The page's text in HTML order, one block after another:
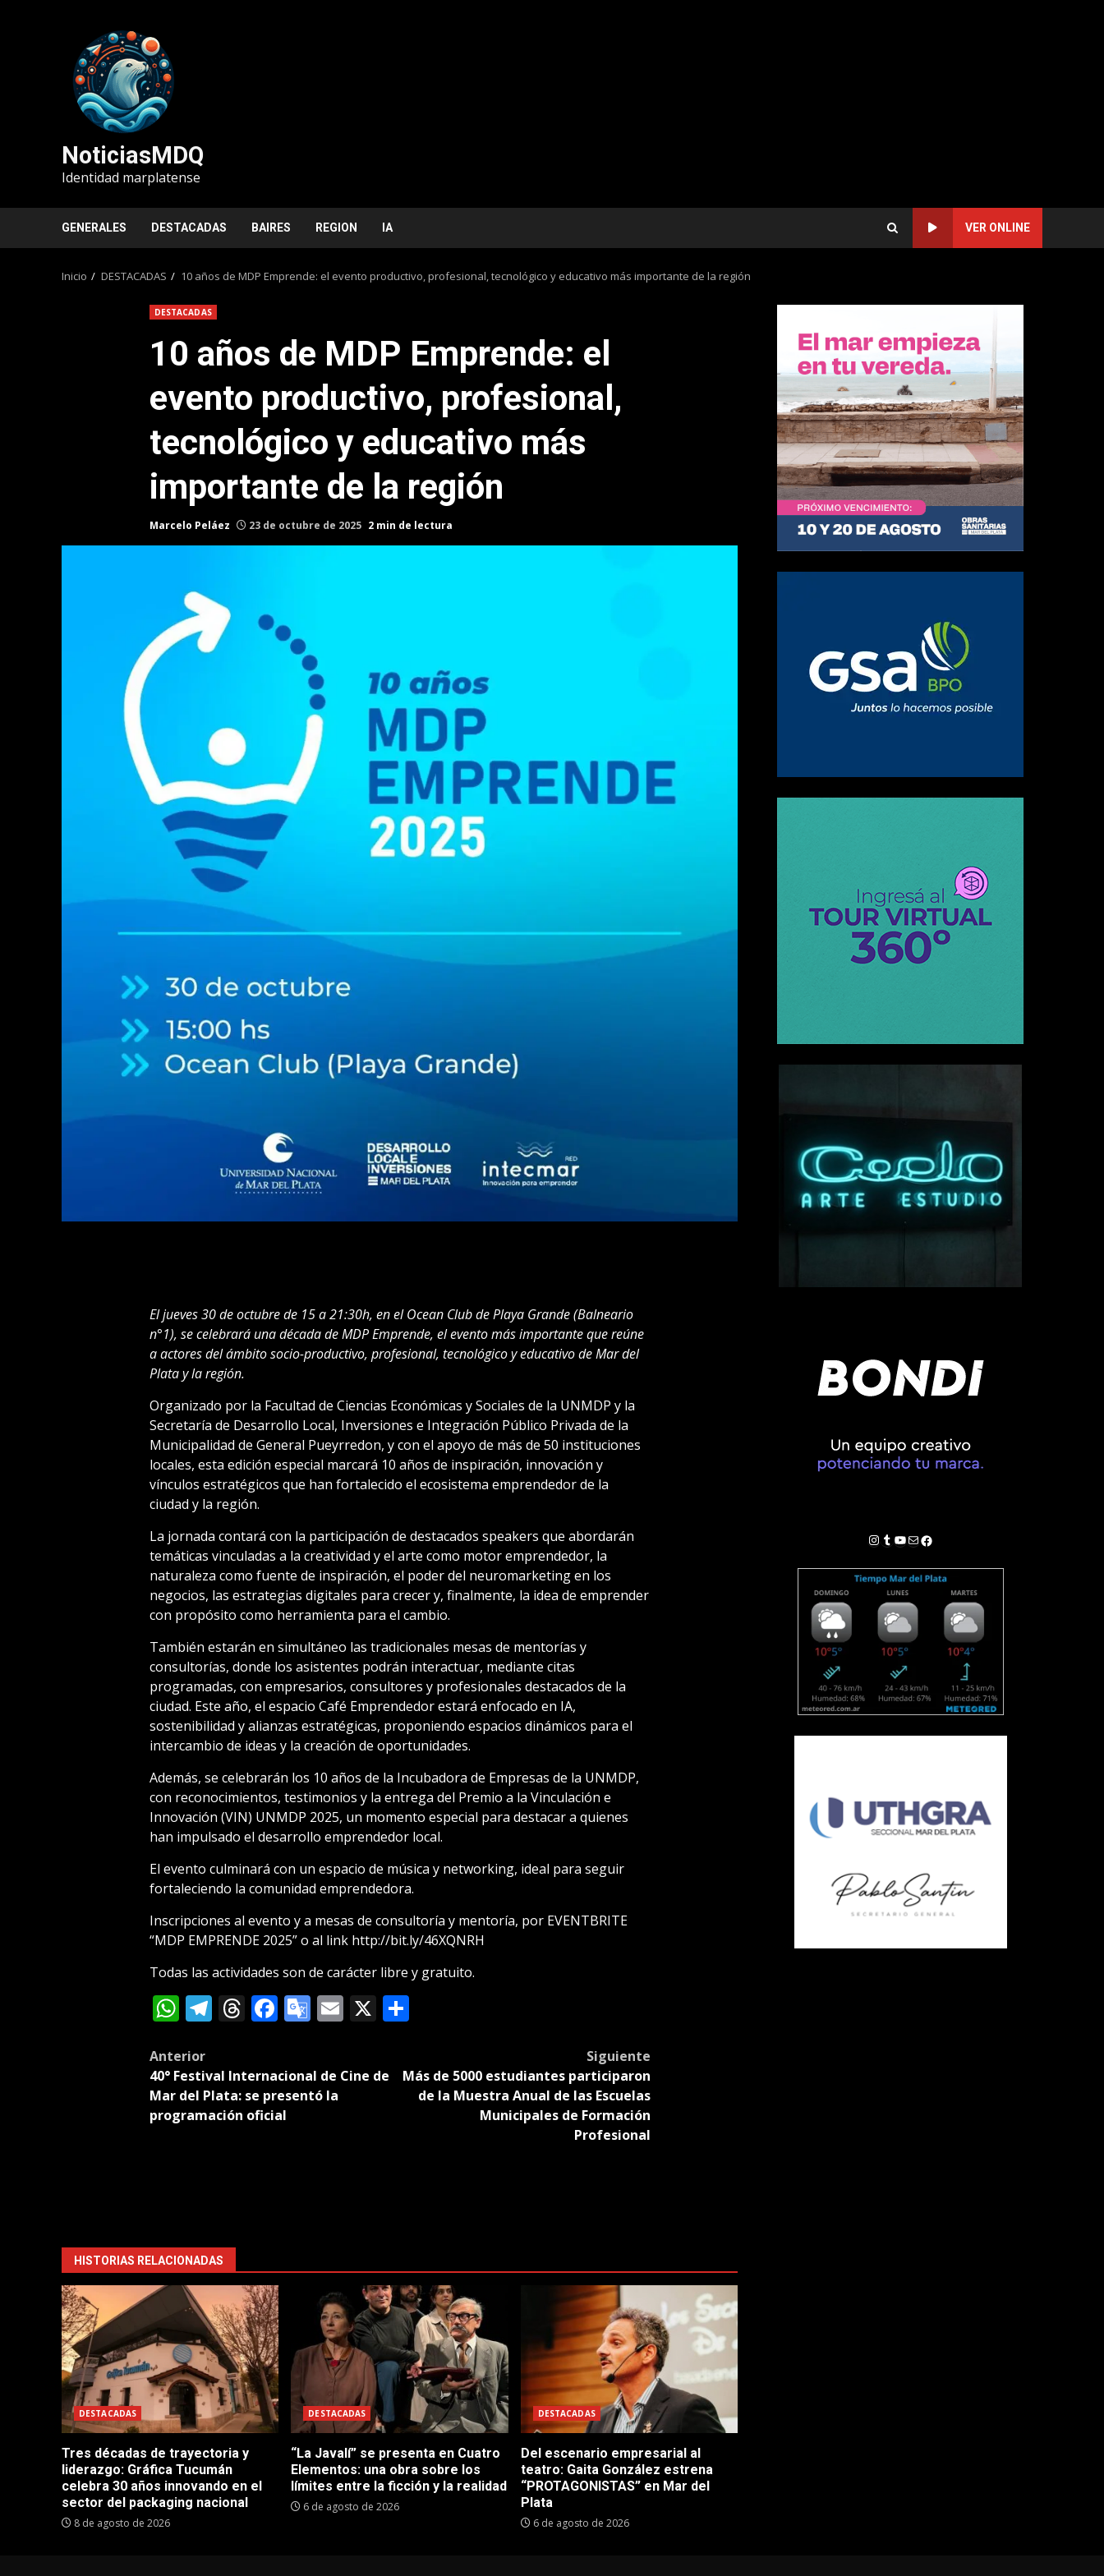
NoticiasMDQ
Identidad marplatense
GENERALES DESTACADAS BAIRES REGION IA VER ONLINE
Inicio DESTACADAS 10 años de MDP Emprende: el evento productivo, profesional, tecnológico y educativo más importante de la región
DESTACADAS
10 años de MDP Emprende: el
evento productivo, profesional,
tecnológico y educativo más
importante de la región
Marcelo Peláez 23 de octubre de 2025 2 min de lectura
El jueves 30 de octubre de 15 a 21:30h, en el Ocean Club de Playa Grande (Balneario
n°1), se celebrará una década de MDP Emprende, el evento más importante que reúne
a actores del ámbito socio-productivo, profesional, tecnológico y educativo de Mar del
Plata y la región.
Organizado por la Facultad de Ciencias Económicas y Sociales de la UNMDP y la
Secretaría de Desarrollo Local, Inversiones e Integración Público Privada de la
Municipalidad de General Pueyrredon, y con el apoyo de más de 50 instituciones
locales, esta edición especial marcará 10 años de inspiración, innovación y
vínculos estratégicos que han fortalecido el ecosistema emprendedor de la
ciudad y la región.
La jornada contará con la participación de destacados speakers que abordarán
temáticas vinculadas a la creatividad y el arte como motor emprendedor, la
naturaleza como fuente de inspiración, el poder del neuromarketing en los
negocios, las estrategias digitales para crecer y, finalmente, la idea de emprender
con propósito como herramienta para el cambio.
También estarán en simultáneo las tradicionales mesas de mentorías y
consultorías, donde los asistentes podrán interactuar, mediante citas
programadas, con empresarios, consultores y profesionales destacados de la
ciudad. Este año, el espacio Café Emprendedor estará enfocado en IA,
sostenibilidad y alianzas estratégicas, proponiendo espacios dinámicos para el
intercambio de ideas y la creación de oportunidades.
Además, se celebrarán los 10 años de la Incubadora de Empresas de la UNMDP,
con reconocimientos, testimonios y la entrega del Premio a la Vinculación e
Innovación (VIN) UNMDP 2025, un momento especial para destacar a quienes
han impulsado el desarrollo emprendedor local.
El evento culminará con un espacio de música y networking, ideal para seguir
fortaleciendo la comunidad emprendedora.
Inscripciones al evento y a mesas de consultoría y mentoría, por EVENTBRITE
“MDP EMPRENDE 2025” o al link http://bit.ly/46XQNRH
Todas las actividades son de carácter libre y gratuito.
WhatsApp
Telegram
Threads
Facebook
Google
Email
X Compartir
Post
navigation
Anterior
40° Festival Internacional de Cine de
Mar del Plata: se presentó la
programación oficial
Siguiente
Más de 5000 estudiantes participaron
de la Muestra Anual de las Escuelas
Municipales de Formación
Profesional
HISTORIAS RELACIONADAS
DESTACADAS
Tres décadas de trayectoria y
liderazgo: Gráfica Tucumán
celebra 30 años innovando en el
sector del packaging nacional
8 de agosto de 2026
DESTACADAS
“La Javalí” se presenta en Cuatro
Elementos: una obra sobre los
límites entre la ficción y la realidad
6 de agosto de 2026
DESTACADAS
Del escenario empresarial al
teatro: Gaita González estrena
“PROTAGONISTAS” en Mar del
Plata
6 de agosto de 2026
Instagram
Tumblr
YouTube
Correo electrónico
Facebook